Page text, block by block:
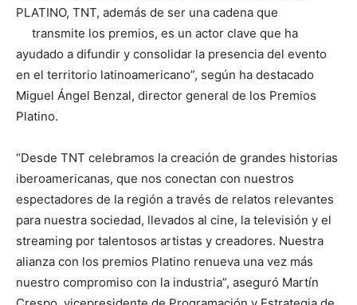
PLATINO, TNT, además de ser una cadena que
transmite los premios, es un actor clave que ha
ayudado a difundir y consolidar la presencia del evento
en el territorio latinoamericano”, según ha destacado
Miguel Ángel Benzal, director general de los Premios
Platino.
“Desde TNT celebramos la creación de grandes historias
iberoamericanas, que nos conectan con nuestros
espectadores de la región a través de relatos relevantes
para nuestra sociedad, llevados al cine, la televisión y el
streaming por talentosos artistas y creadores. Nuestra
alianza con los premios Platino renueva una vez más
nuestro compromiso con la industria”, aseguró Martín